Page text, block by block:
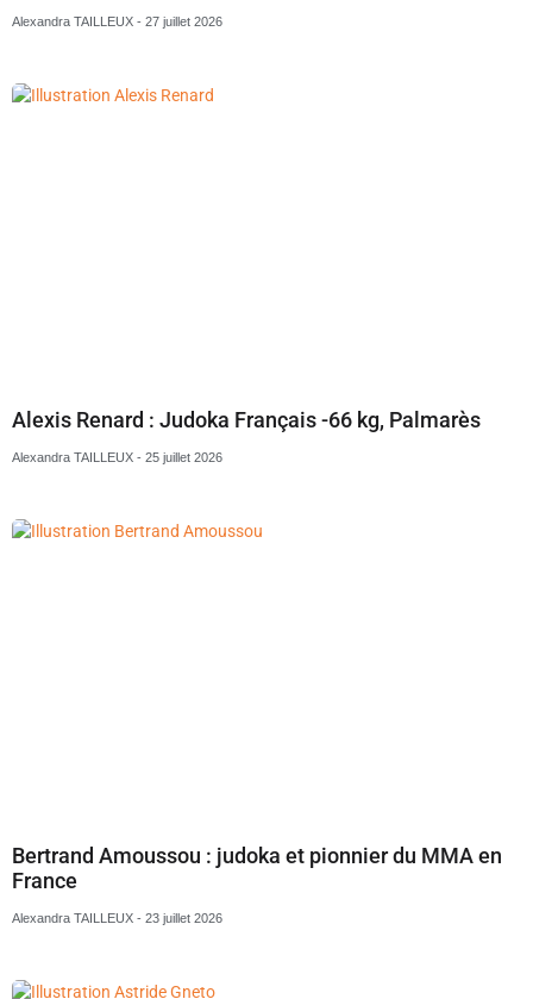
Alexandra TAILLEUX 27 juillet 2026
Alexis Renard : Judoka Français -66 kg, Palmarès
Alexandra TAILLEUX 25 juillet 2026
Bertrand Amoussou : judoka et pionnier du MMA en
France
Alexandra TAILLEUX 23 juillet 2026